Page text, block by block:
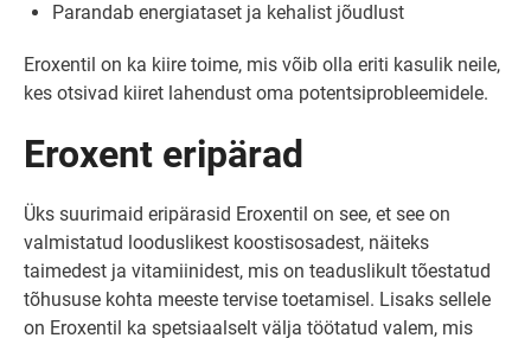
Parandab energiataset ja kehalist jõudlust
Eroxentil on ka kiire toime, mis võib olla eriti kasulik neile,
kes otsivad kiiret lahendust oma potentsiprobleemidele.
Eroxent eripärad
Üks suurimaid eripärasid Eroxentil on see, et see on
valmistatud looduslikest koostisosadest, näiteks
taimedest ja vitamiinidest, mis on teaduslikult tõestatud
tõhususe kohta meeste tervise toetamisel. Lisaks sellele
on Eroxentil ka spetsiaalselt välja töötatud valem, mis